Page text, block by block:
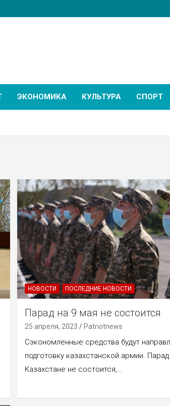
ЭКОНОМИКА КУЛЬТУРА СПОРТ
НОВОСТИ ПОСЛЕДНИЕ НОВОСТИ
Парад на 9 мая не состоится
25 апреля, 2023 Patriotnews
Сэкономленные средства будут
подготовку казахстанской армии.
Казахстане не состоится,…